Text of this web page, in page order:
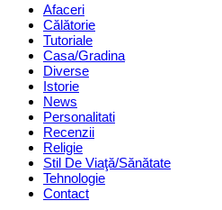
Afaceri
Călătorie
Tutoriale
Casa/Gradina
Diverse
Istorie
News
Personalitati
Recenzii
Religie
Stil De Viaţă/Sănătate
Tehnologie
Contact